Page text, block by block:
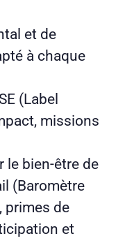
et de
à chaque
(Label
missions
le bien-être de
(Baromètre
primes de
et